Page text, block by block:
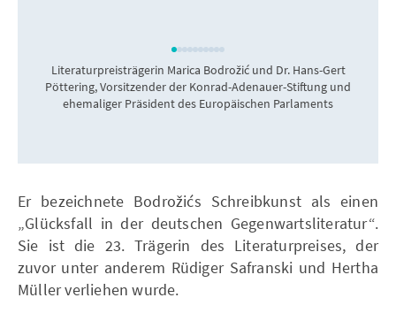
Literaturpreisträgerin Marica Bodrožić und Dr. Hans-Gert
Pöttering, Vorsitzender der Konrad-Adenauer-Stiftung und
ehemaliger Präsident des Europäischen Parlaments
Er bezeichnete Bodrožićs Schreibkunst als einen
„Glücksfall in der deutschen Gegenwartsliteratur“.
Sie ist die 23. Trägerin des Literaturpreises, der
zuvor unter anderem Rüdiger Safranski und Hertha
Müller verliehen wurde.